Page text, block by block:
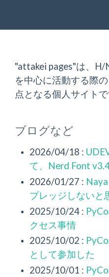
"attakei pages"は、
を中心に活動する際
点となる個人サイトで
ブログなど
2026/04/18 :
て、Nerd Font
2026/01/27 :
プレッジしないと
2025/10/24 :
クセス事情
2025/10/02 :
として参加した
2025/10/01 :